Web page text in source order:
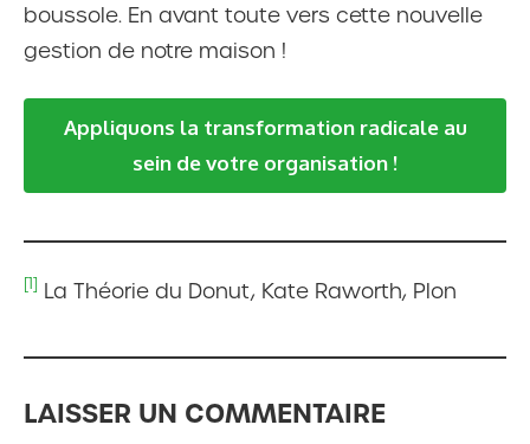
boussole. En avant toute vers cette nouvelle
gestion de notre maison !
Appliquons la transformation radicale au
sein de votre organisation !
[1] La Théorie du Donut, Kate Raworth, Plon
LAISSER UN COMMENTAIRE